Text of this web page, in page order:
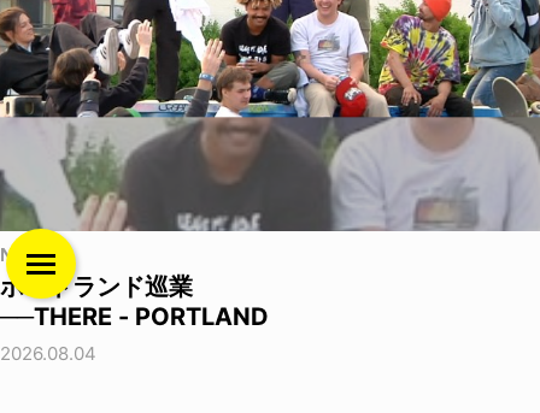
NEWS
ポートランド巡業
──THERE - PORTLAND
2026.08.04